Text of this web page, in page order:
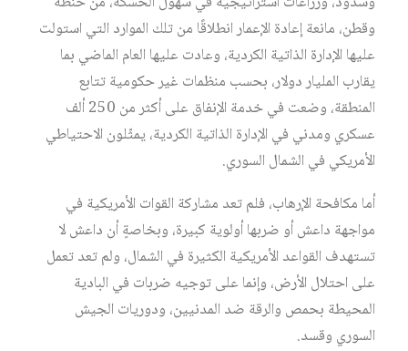
وقطن، مانعة إعادة الإعمار انطلاقًا من تلك الموارد التي استولت
عليها الإدارة الذاتية الكردية، وعادت عليها العام الماضي بما
يقارب المليار دولار، بحسب منظمات غير حكومية تتابع
المنطقة، وضعت في خدمة الإنفاق على أكثر من 250 ألف
عسكري ومدني في الإدارة الذاتية الكردية، يمثّلون الاحتياطي
الأمريكي في الشمال السوري.
أما مكافحة الإرهاب، فلم تعد مشاركة القوات الأمريكية في
مواجهة داعش أو ضربها أولوية كبيرة، وبخاصةٍ أن داعش لا
تستهدف القواعد الأمريكية الكثيرة في الشمال، ولم تعد تعمل
على احتلال الأرض، وإنما على توجيه ضربات في البادية
المحيطة بحمص والرقة ضد المدنيين، ودوريات الجيش
السوري وقسد.